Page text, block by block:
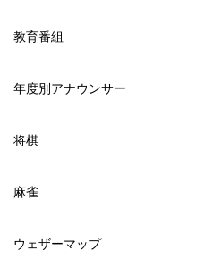
教育番組
年度別アナウンサー
将棋
麻雀
ウェザーマップ